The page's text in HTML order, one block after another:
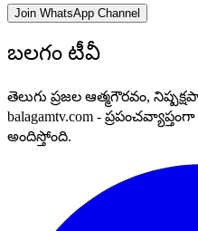
Join WhatsApp Channel
బలగం టీవీ
తెలుగు ప్రజల ఆత్మగౌరవం,
balagamtv.com -
అందిస్తోంది.